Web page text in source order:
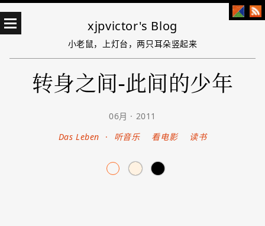
xjpvictor's Blog
小老鼠，上灯台，两只耳朵竖起来
转身之间-此间的少年
06月 · 2011
Das Leben
· 听音乐 看电影 读书